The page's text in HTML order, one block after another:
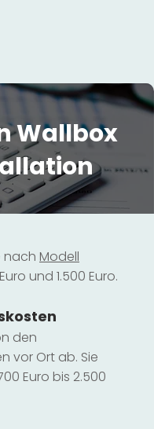
Wallbox
nach Modell
und 1.500 Euro.
kosten
n den
vor Ort ab. Sie
Euro bis 2.500